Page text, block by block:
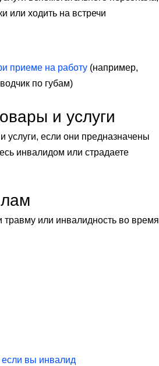
или ходить на встречи
приеме на работу (например,
по губам)
и услуги
услуги, если они предназначены
инвалидом или страдаете
травму или инвалидность во время
вы инвалид